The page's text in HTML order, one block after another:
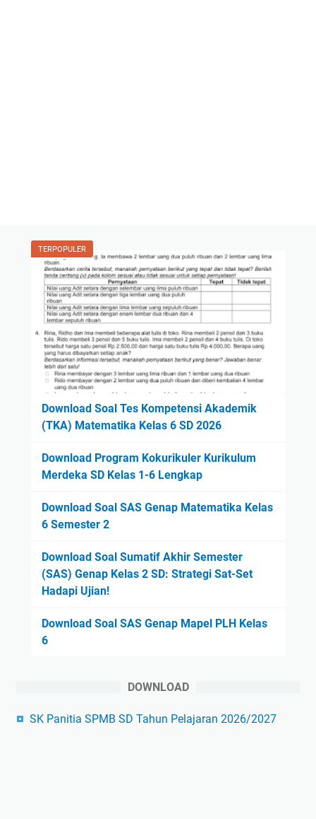
TERPOPULER
Download Soal Tes Kompetensi Akademik
(TKA) Matematika Kelas 6 SD 2026
Download Program Kokurikuler Kurikulum
Merdeka SD Kelas 1-6 Lengkap
Download Soal SAS Genap Matematika Kelas
6 Semester 2
Download Soal Sumatif Akhir Semester
(SAS) Genap Kelas 2 SD: Strategi Sat-Set
Hadapi Ujian!
Download Soal SAS Genap Mapel PLH Kelas
6
DOWNLOAD
SK Panitia SPMB SD Tahun Pelajaran 2026/2027